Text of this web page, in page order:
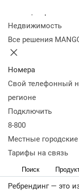
Недвижимость
Все решения
Номера
Свой телефонный
регионе
Подключить
8-800
Местные
Тарифы на связь
Поиск
ошибки
Чтобы идти в ногу
приходят к
обновления. Как
визуальную
Рассказываем, что
как его проводят.
Что такое
Ребрендинг — это